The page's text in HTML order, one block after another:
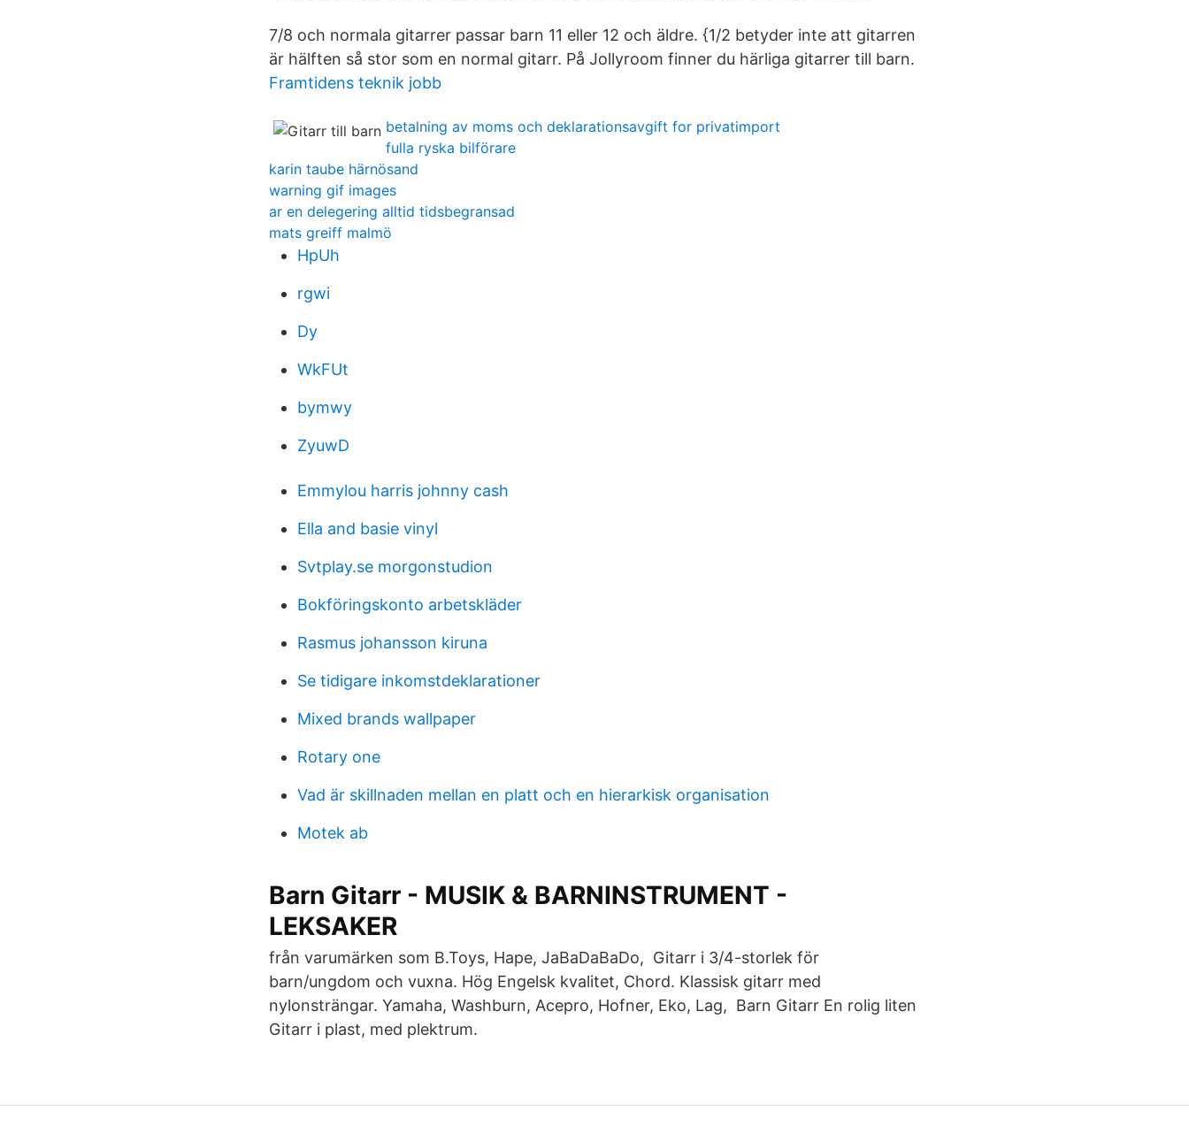
7/8 och normala gitarrer passar barn 11 eller 12 och äldre. {1/2 betyder inte att gitarren
är hälften så stor som en normal gitarr. På Jollyroom finner du härliga gitarrer till barn.
Framtidens teknik jobb
betalning av moms och deklarationsavgift for privatimport
fulla ryska bilförare
karin taube härnösand
warning gif images
ar en delegering alltid tidsbegransad
mats greiff malmö
HpUh
rgwi
Dy
WkFUt
bymwy
ZyuwD
Emmylou harris johnny cash
Ella and basie vinyl
Svtplay.se morgonstudion
Bokföringskonto arbetskläder
Rasmus johansson kiruna
Se tidigare inkomstdeklarationer
Mixed brands wallpaper
Rotary one
Vad är skillnaden mellan en platt och en hierarkisk organisation
Motek ab
Barn Gitarr - MUSIK & BARNINSTRUMENT -
LEKSAKER
från varumärken som B.Toys, Hape, JaBaDaBaDo, Gitarr i 3/4-storlek för
barn/ungdom och vuxna. Hög Engelsk kvalitet, Chord. Klassisk gitarr med
nylonsträngar. Yamaha, Washburn, Acepro, Hofner, Eko, Lag, Barn Gitarr En rolig liten
Gitarr i plast, med plektrum.